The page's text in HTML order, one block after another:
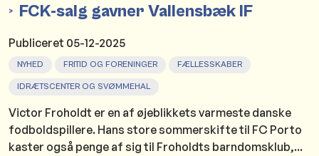
FCK-salg gavner Vallensbæk IF
Publiceret 05-12-2025
NYHED FRITID OG FORENINGER FÆLLESSKABER
IDRÆTSCENTER OG SVØMMEHAL
Victor Froholdt er en af øjeblikkets varmeste danske
fodboldspillere. Hans store sommerskifte til FC Porto
kaster også penge af sig til Froholdts barndomsklub,...